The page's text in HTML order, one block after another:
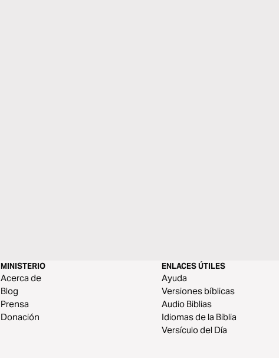
MINISTERIO
Acerca de
Blog
Prensa
Donación
ENLACES ÚTILES
Ayuda
Versiones bíblicas
Audio Biblias
Idiomas de la Biblia
Versículo del Día